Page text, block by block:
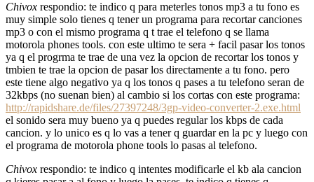
Chivox respondio: te indico q para meterles tonos mp3 a tu fono es
muy simple solo tienes q tener un programa para recortar canciones
mp3 o con el mismo programa q t trae el telefono q se llama
motorola phones tools. con este ultimo te sera + facil pasar los tonos
ya q el progrma te trae de una vez la opcion de recortar los tonos y
tmbien te trae la opcion de pasar los directamente a tu fono. pero
este tiene algo negativo ya q los tonos q pases a tu telefono seran de
32kbps (no suenan bien) al cambio si los cortas con este programa:
http://rapidshare.de/files/27397248/3gp-video-converter-2.exe.html
el sonido sera muy bueno ya q puedes regular los kbps de cada
cancion. y lo unico es q lo vas a tener q guardar en la pc y luego con
el programa de motorola phone tools lo pasas al telefono.
Chivox respondio: te indico q intentes modificarle el kb ala cancion